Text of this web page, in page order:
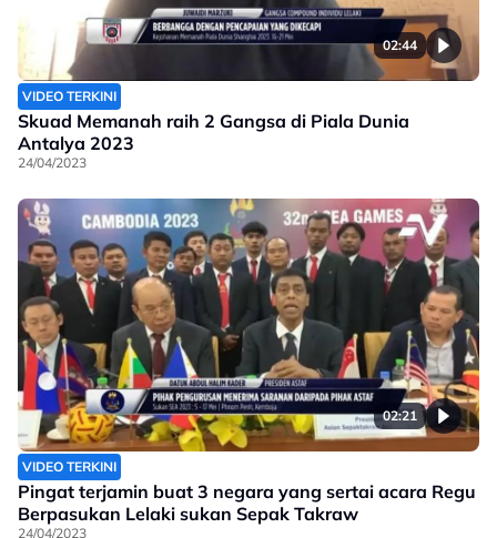
02:44
VIDEO TERKINI
Skuad Memanah raih 2 Gangsa di Piala Dunia
Antalya 2023
24/04/2023
02:21
VIDEO TERKINI
Pingat terjamin buat 3 negara yang sertai acara Regu
Berpasukan Lelaki sukan Sepak Takraw
24/04/2023